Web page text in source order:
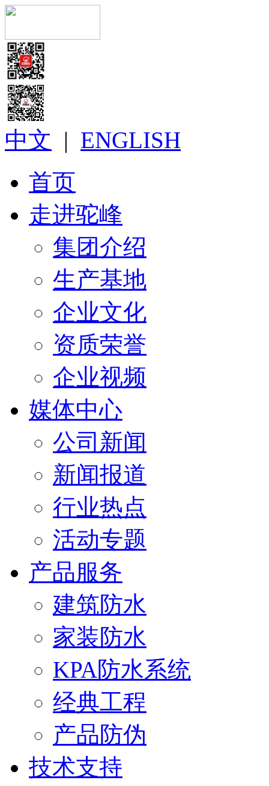
中文 | ENGLISH
首页
走进驼峰
集团介绍
生产基地
企业文化
资质荣誉
企业视频
媒体中心
公司新闻
新闻报道
行业热点
活动专题
产品服务
建筑防水
家装防水
KPA防水系统
经典工程
产品防伪
技术支持